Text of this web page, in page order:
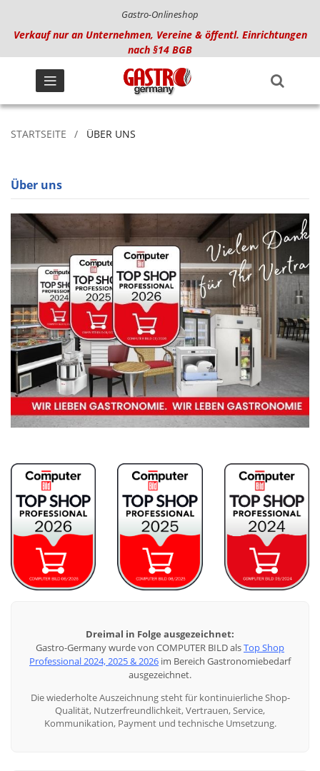
Gastro-Onlineshop
Verkauf nur an Unternehmen, Vereine & öffentl. Einrichtungen
nach §14 BGB
STARTSEITE ÜBER UNS
Über uns
Dreimal in Folge ausgezeichnet:
Gastro-Germany wurde von COMPUTER BILD alsTop Shop
Professional 2024, 2025 & 2026 im Bereich Gastronomiebedarf
ausgezeichnet.
Die wiederholte Auszeichnung steht für kontinuierliche Shop-
Qualität, Nutzerfreundlichkeit, Vertrauen, Service,
Kommunikation, Payment und technische Umsetzung.